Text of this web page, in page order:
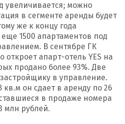
увеличивается; можно
в сегменте аренды будет
же к концу года
1500 апартаментов под
В сентябре ГК
апарт-отель YES на
продано более 93%. Две
в управление.
кв.м он сдает в аренду по 26
в продаже номера
млн рублей.